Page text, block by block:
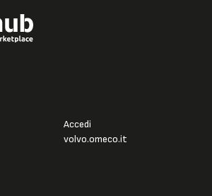
Accedi
volvo.omeco.it